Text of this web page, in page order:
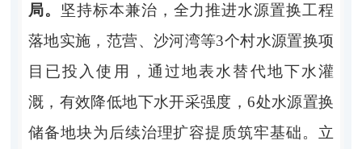
局。
坚持标本兼治，全力推进水源置换工程
落地实施，范营、沙河湾等3个村水源置换项
目已投入使用，通过地表水替代地下水灌
溉，有效降低地下水开采强度，6处水源置换
储备地块为后续治理扩容提质筑牢基础。立